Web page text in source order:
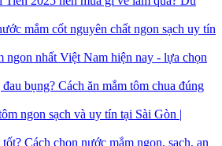
mắm cốt nguyên chất ngon sạch uy tín
ngon nhất Việt Nam hiện nay - lựa chọn
bụng? Cách ăn mắm tôm chua đúng
ngon sạch và uy tín tại Sài Gòn |
Cách chọn nước mắm ngon, sạch, an